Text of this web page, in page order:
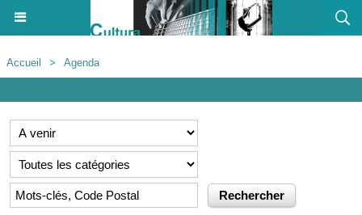
Accueil > Agenda